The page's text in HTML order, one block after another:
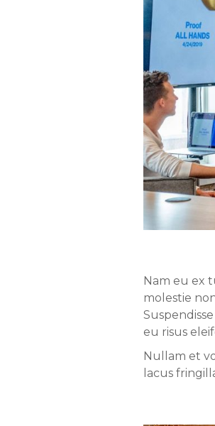
Nam eu ex
molestie
eu risus
Nullam et
lacus